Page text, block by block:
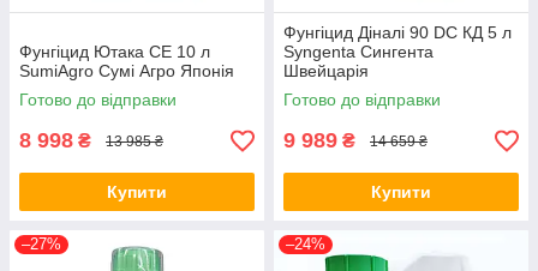
Фунгіцид Ютака СЕ 10 л
SumiAgro Сумі Агро Японія
Готово до відправки
8 998 ₴ 13 985 ₴
Купити
Фунгіцид Діналі 90 DC КД 5 л
Syngenta Сингента
Швейцарія
Готово до відправки
9 989 ₴ 14 659 ₴
Купити
–27% –24%